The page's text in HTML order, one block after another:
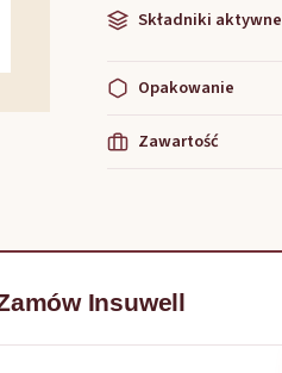
Składniki aktywne
Opakowanie
Zawartość
Insuwell